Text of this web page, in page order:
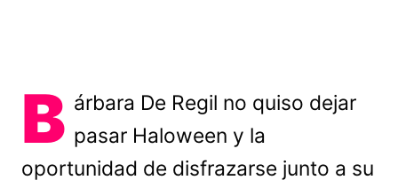
B árbara De Regil no quiso dejar
pasar Haloween y la
oportunidad de disfrazarse junto a su